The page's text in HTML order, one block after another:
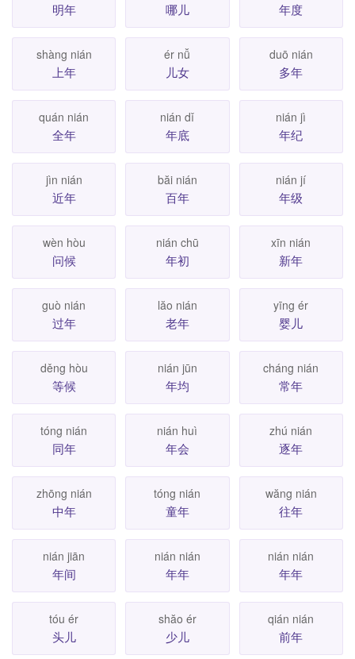
明年 哪儿 年度
shàng nián
上年
ér nǚ
儿女
duō nián
多年
quán nián
全年
nián dǐ
年底
nián jì
年纪
jìn nián
近年
băi nián
百年
nián jí
年级
wèn hòu
问候
nián chū
年初
xīn nián
新年
guò nián
过年
lăo nián
老年
yīng ér
婴儿
děng hòu
等候
nián jūn
年均
cháng nián
常年
tóng nián
同年
nián huì
年会
zhú nián
逐年
zhōng nián
中年
tóng nián
童年
wăng nián
往年
nián jiān
年间
nián nián
年年
nián nián
年年
tóu ér
头儿
shăo ér
少儿
qián nián
前年